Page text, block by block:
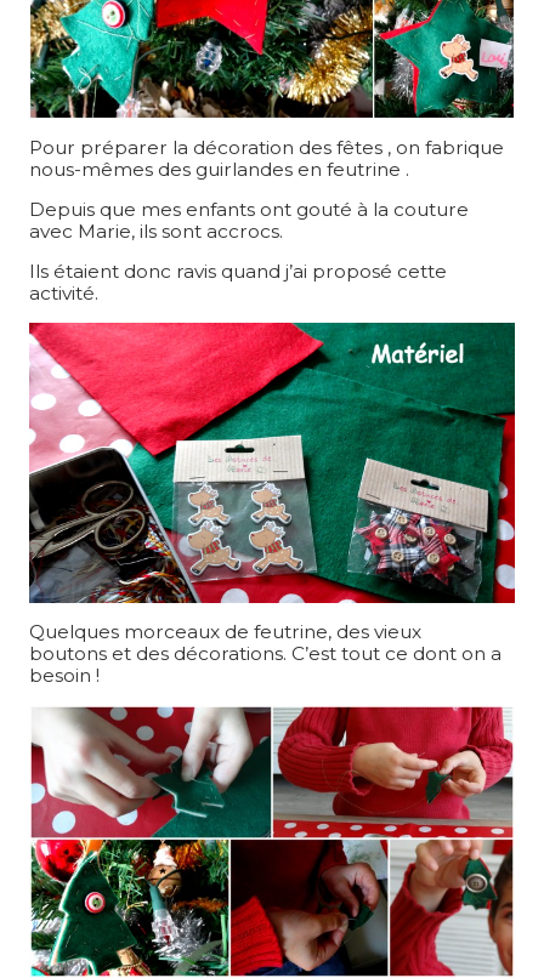
Pour préparer la décoration des fêtes , on fabrique
nous-mêmes des guirlandes en feutrine .
Depuis que mes enfants ont gouté à la couture
avec Marie, ils sont accrocs.
Ils étaient donc ravis quand j’ai proposé cette
activité.
Quelques morceaux de feutrine, des vieux
boutons et des décorations. C’est tout ce dont on a
besoin !